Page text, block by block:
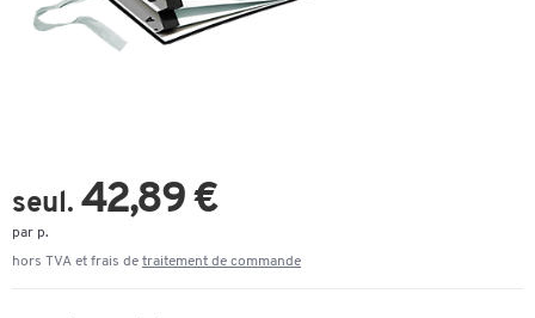
seul. 42,89 €
par p.
hors TVA et frais de traitement de commande